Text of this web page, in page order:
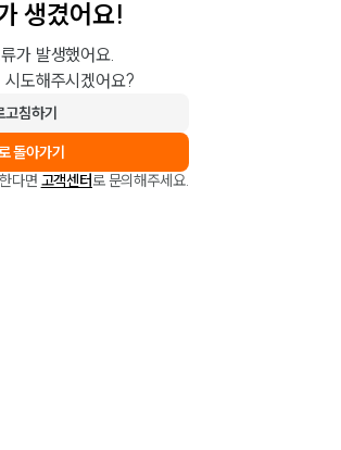
생겼어요!
가 발생했어요.
도해주시겠어요?
고침하기
돌아가기
다면 고객센터로 문의해주세요.